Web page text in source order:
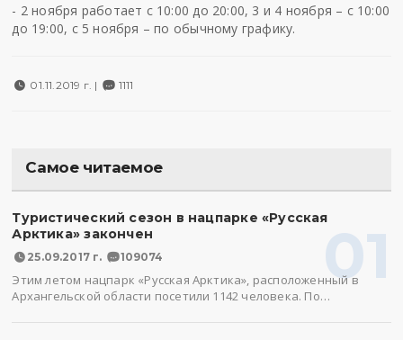
- 2 ноября работает с 10:00 до 20:00, 3 и 4 ноября – с 10:00
до 19:00, с 5 ноября – по обычному графику.
01.11.2019 г. | 1111
Самое читаемое
01
Туристический сезон в нацпарке «Русская
Арктика» закончен
25.09.2017 г. 109074
Этим летом нацпарк «Русская Арктика», расположенный в
Архангельской области посетили 1142 человека. По…